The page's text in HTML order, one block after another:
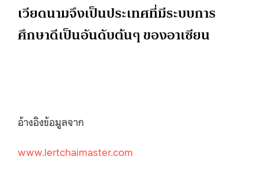
เวียดนามจึงเป็นประเทศที่มีระบบการ
ศึกษาดีเป็นอันดับต้นๆ ของอาเซียน
อ้างอิงข้อมูลจาก
www.lertchaimaster.com